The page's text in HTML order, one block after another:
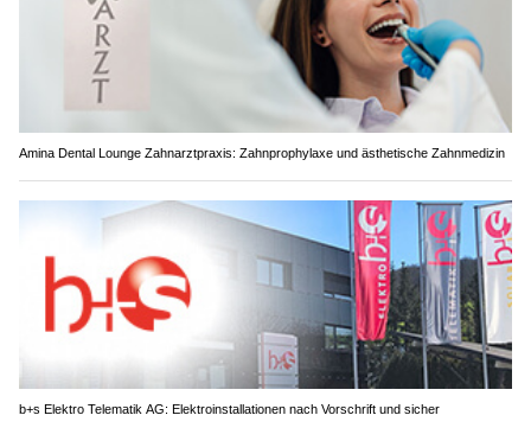
Amina Dental Lounge Zahnarztpraxis: Zahnprophylaxe und ästhetische Zahnmedizin
b+s Elektro Telematik AG: Elektroinstallationen nach Vorschrift und sicher